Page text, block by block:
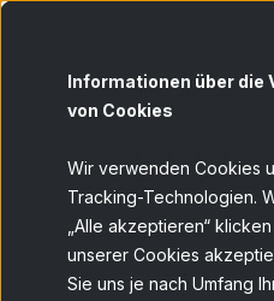
Informationen über die
von Cookies
Wir verwenden Cookies
Tracking-Technologien.
„Alle akzeptieren“
unserer Cookies
Sie uns je nach Umfang
Ad-
Messen Sie die